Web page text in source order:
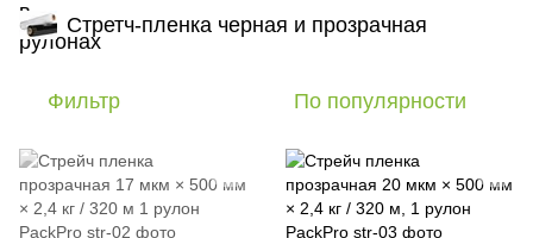
Стретч-пленка черная и прозрачная
Фильтр По популярности